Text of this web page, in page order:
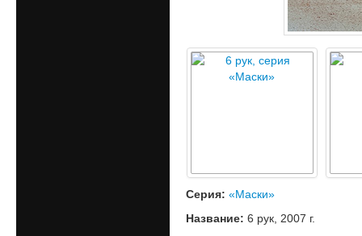
Серия: «Маски»
Название: 6 рук, 2007 г.